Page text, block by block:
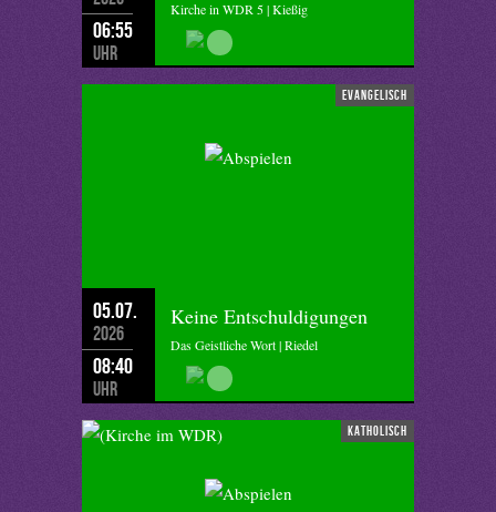
06:55
Uhr
Kirche in WDR 5 | Kießig
evangelisch
05.07.
2026
08:40
Uhr
Keine Entschuldigungen
Das Geistliche Wort | Riedel
katholisch